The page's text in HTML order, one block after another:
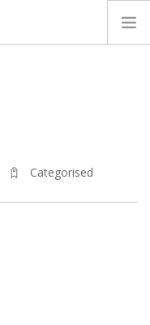
Categorised